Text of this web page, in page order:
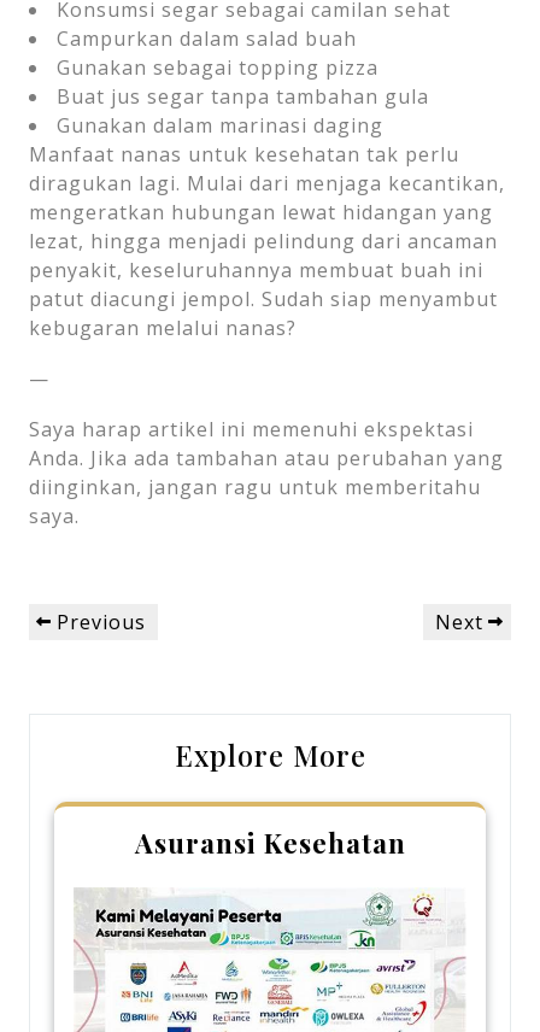
Konsumsi segar sebagai camilan sehat
Campurkan dalam salad buah
Gunakan sebagai topping pizza
Buat jus segar tanpa tambahan gula
Gunakan dalam marinasi daging
Manfaat nanas untuk kesehatan tak perlu
diragukan lagi. Mulai dari menjaga kecantikan,
mengeratkan hubungan lewat hidangan yang
lezat, hingga menjadi pelindung dari ancaman
penyakit, keseluruhannya membuat buah ini
patut diacungi jempol. Sudah siap menyambut
kebugaran melalui nanas?
—
Saya harap artikel ini memenuhi ekspektasi
Anda. Jika ada tambahan atau perubahan yang
diinginkan, jangan ragu untuk memberitahu
saya.
Post
navigation
Previous
Previous
Next
Next
Explore More
Asuransi Kesehatan